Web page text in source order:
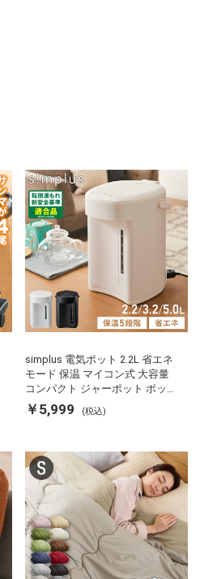
simplus 電気ポット 2.2L 省エネ
モード 保温 マイコン式 大容量
コンパクト ジャーポット ポット
カルキ抜き 空焚き防止 温度調節
軽量 SP-PD22 シンプラス
￥5,999 (税込)